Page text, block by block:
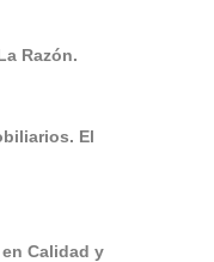
Razón.
El
Calidad y